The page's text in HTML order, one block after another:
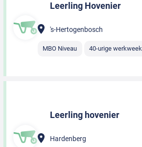
Leerling Hovenier
's-Hertogenbosch
MBO Niveau 40-urige werkweek
Leerling hovenier
Hardenberg